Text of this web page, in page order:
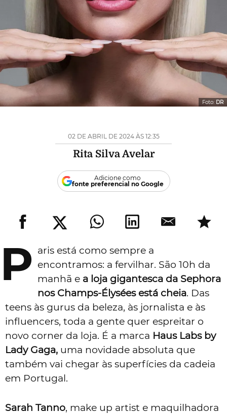
Foto: DR
02 DE ABRIL DE 2024 ÀS 12:35
Rita Silva Avelar
Adicione como
fonte preferencial no Google
P aris está como sempre a
encontramos: a fervilhar. São 10h da
manhã e a loja gigantesca da Sephora
nos Champs-Élysées está cheia. Das
teens às gurus da beleza, às jornalista e às
influencers, toda a gente quer espreitar o
novo corner da loja. É a marca Haus Labs by
Lady Gaga, uma novidade absoluta que
também vai chegar às superfícies da cadeia
em Portugal.
Sarah Tanno, make up artist e maquilhadora